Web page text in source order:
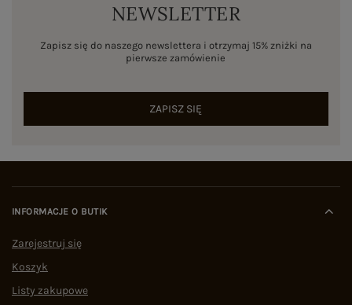
NEWSLETTER
Zapisz się do naszego newslettera i otrzymaj 15% zniżki na
pierwsze zamówienie
ZAPISZ SIĘ
INFORMACJE O BUTIK
Zarejestruj się
Koszyk
Listy zakupowe